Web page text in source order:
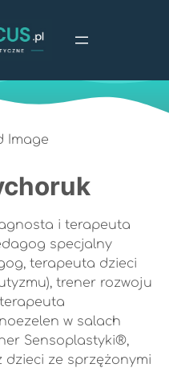
i terapeuta
specjalny
terapeuta dzieci
trener rozwoju
w salach
Sensoplastyki®,
ze sprzężonymi